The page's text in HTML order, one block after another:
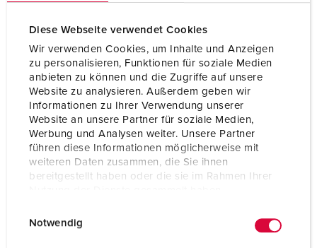
Diese Webseite verwendet Cookies
Wir verwenden Cookies, um Inhalte und Anzeigen
zu personalisieren, Funktionen für soziale Medien
anbieten zu können und die Zugriffe auf unsere
Website zu analysieren. Außerdem geben wir
Informationen zu Ihrer Verwendung unserer
Website an unsere Partner für soziale Medien,
Werbung und Analysen weiter. Unsere Partner
führen diese Informationen möglicherweise mit
weiteren Daten zusammen, die Sie ihnen
bereitgestellt haben oder die sie im Rahmen Ihrer
Notwendig
CEE 16 A, 5 p, 400 V 1
SCHUKO® 1
NAAR HET PRODUCT